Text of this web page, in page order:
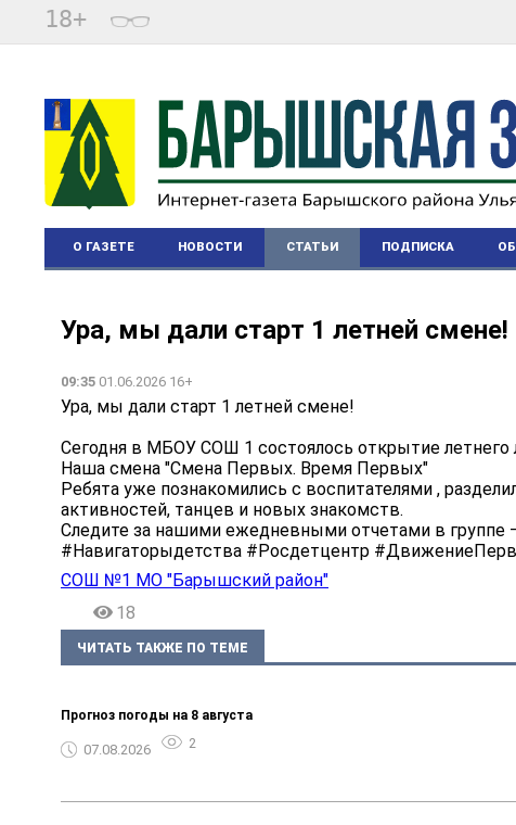
18+
О ГАЗЕТЕ НОВОСТИ СТАТЬИ ПОДПИСКА
Ура, мы дали старт 1 летней смене!
09:35 01.06.2026 16+
Ура, мы дали старт 1 летней смене!
Сегодня в МБОУ СОШ 1 состоялось открытие летнего
Наша смена "Смена Первых. Время Первых"
Ребята уже познакомились с воспитателями ,
активностей, танцев и новых знакомств.
Следите за нашими ежедневными отчетами в
#Навигаторыдетства #Росдетцентр
СОШ №1 МО "Барышский район"
18
ЧИТАТЬ ТАКЖЕ ПО ТЕМЕ
Прогноз погоды на 8 августа
07.08.2026 2